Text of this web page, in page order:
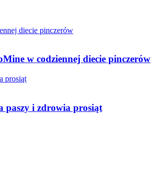
w codziennej diecie pinczerów
paszy i zdrowia prosiąt